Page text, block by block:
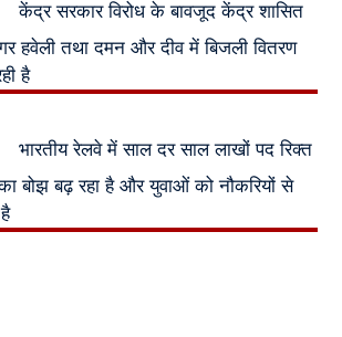
post:
केंद्र सरकार विरोध के बावजूद केंद्र शासित
हवेली तथा दमन और दीव में बिजली वितरण
है
Next
post:
भारतीय रेलवे में साल दर साल लाखों पद रिक्त
बोझ बढ़ रहा है और युवाओं को नौकरियों से